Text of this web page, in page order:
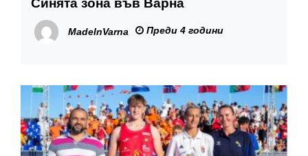
Синята зона във Варна
MadeInVarna Преди 4 години